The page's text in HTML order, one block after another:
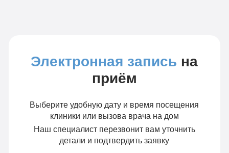
Электронная запись на
приём
Выберите удобную дату и время посещения
клиники или вызова врача на дом
Наш специалист перезвонит вам уточнить
детали и подтвердить заявку